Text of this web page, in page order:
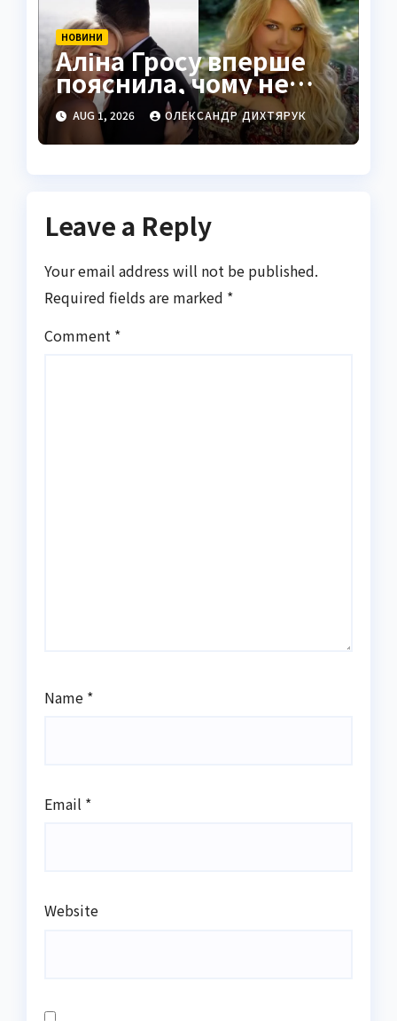
НОВИНИ
Аліна Гросу вперше
пояснила, чому не
показує чоловіка
AUG 1, 2026 ОЛЕКСАНДР ДИХТЯРУК
Leave a Reply
Your email address will not be published.
Required fields are marked *
Comment *
Name *
Email *
Website